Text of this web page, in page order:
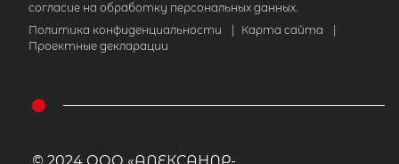
согласие на обработку персональных данных.
Политика конфиденциальности
Карта сайта
Проектные декларации